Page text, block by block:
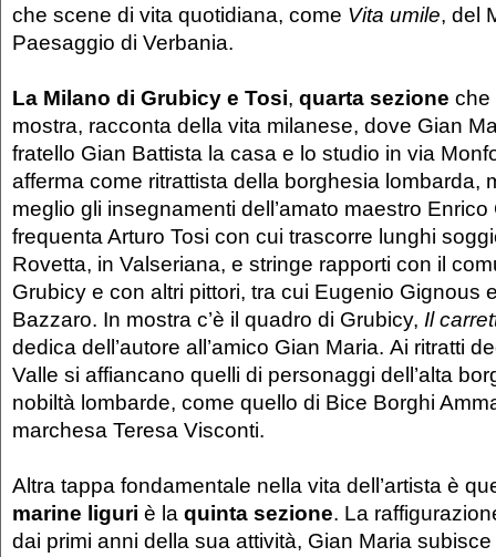
che scene di vita quotidiana, come Vita umile, del
Paesaggio di Verbania.
La Milano di Grubicy e Tosi, quarta sezione che
mostra, racconta della vita milanese, dove Gian
fratello Gian Battista la casa e lo studio in via
afferma come ritrattista della borghesia lombarda,
meglio gli insegnamenti dell’amato maestro Enrico
frequenta Arturo Tosi con cui trascorre lunghi
Rovetta, in Valseriana, e stringe rapporti con il
Grubicy e con altri pittori, tra cui Eugenio Gignous
Bazzaro. In mostra c’è il quadro di Grubicy, Il
dedica dell’autore all’amico Gian Maria. Ai ritratti
Valle si affiancano quelli di personaggi dell’alta
nobiltà lombarde, come quello di Bice Borghi
marchesa Teresa Visconti.
Altra tappa fondamentale nella vita dell’artista è
marine liguri è la quinta sezione. La
dai primi anni della sua attività, Gian Maria